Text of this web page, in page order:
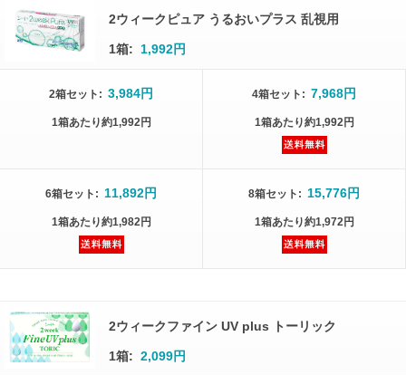
2ウィークピュア うるおいプラス 乱視用
1箱: 1,992円
2箱セット : 3,984円
1箱あたり約1,992円
4箱セット : 7,968円
1箱あたり約1,992円
6箱セット : 11,892円
1箱あたり約1,982円
8箱セット : 15,776円
1箱あたり約1,972円
2ウィークファイン UV plus トーリック
1箱: 2,099円